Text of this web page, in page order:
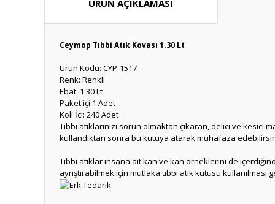
ÜRÜN AÇIKLAMASI
Ceymop Tıbbi Atık Kovası 1.30 Lt
Ürün Kodu: CYP-1517
Renk: Renkli
Ebat: 1.30 Lt
Paket içi:1 Adet
Koli İçi: 240 Adet
Tıbbi atıklarınızı sorun olmaktan çıkaran, delici ve kesici
kullandıktan sonra bu kutuya atarak muhafaza
Tıbbi atıklar insana ait kan ve kan örneklerini de
ayrıştırabilmek için mutlaka tıbbi atık kutusu kullanılması